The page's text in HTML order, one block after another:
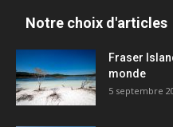
Notre choix d'articles
Fraser
monde
5 septembre